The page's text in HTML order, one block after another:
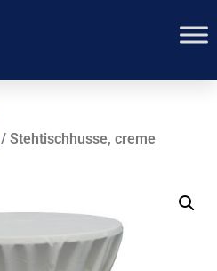
/ Stehtischhusse, creme